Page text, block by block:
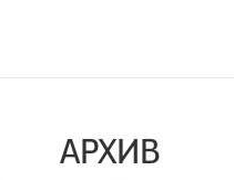
АРХИВ